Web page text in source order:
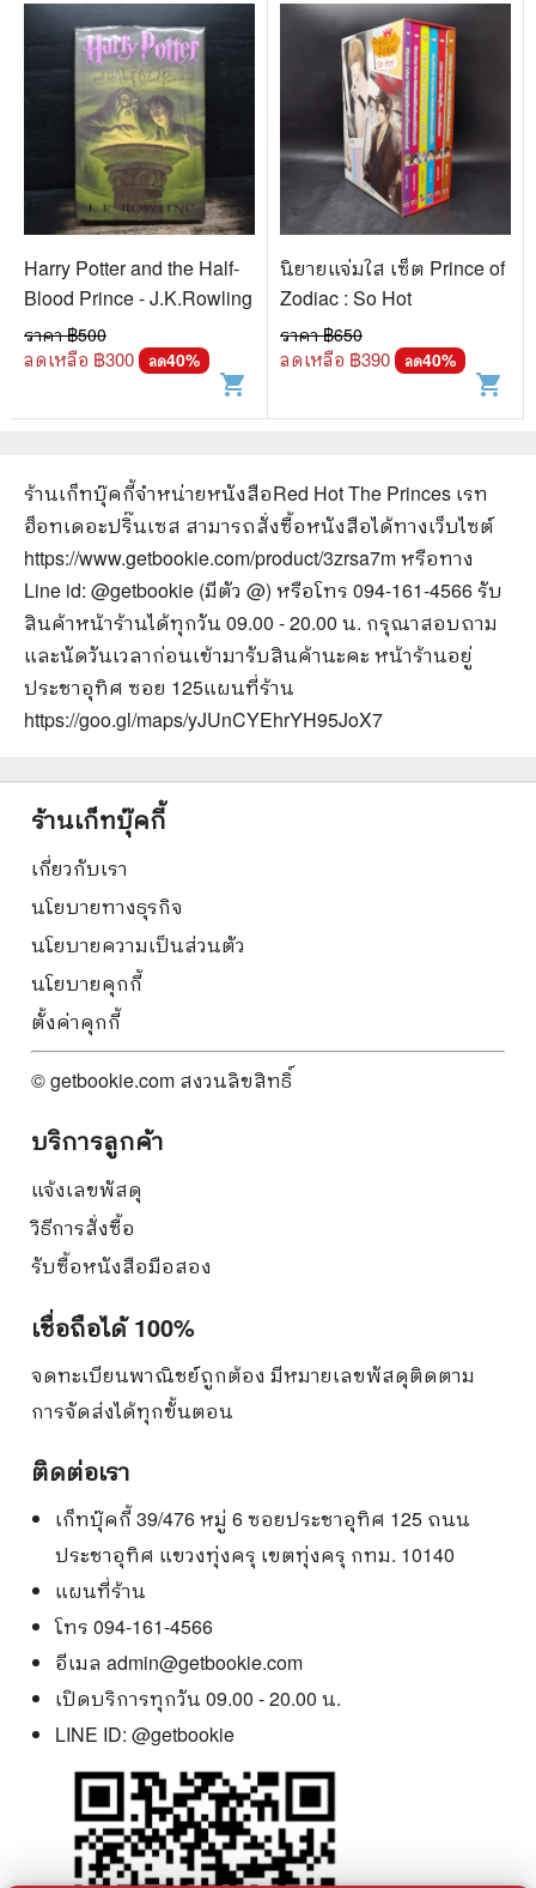
Harry Potter and the Half-
Blood Prince - J.K.Rowling
ราคา ฿500
ลดเหลือ ฿300 ลด40%
shopping_cart
นิยายแจ่มใส เซ็ต Prince of
Zodiac : So Hot
ราคา ฿650
ลดเหลือ ฿390 ลด40%
shopping_cart
ร้านเก็ทบุ๊คกี้จำหน่ายหนังสือRed Hot The Princes เรท
ฮ็อทเดอะปริ๊นเซส สามารถสั่งซื้อหนังสือได้ทางเว็บไซต์
https://www.getbookie.com/product/3zrsa7mหรือทาง
Line id: @getbookie (มีตัว @) หรือโทร 094-161-4566 รับ
สินค้าหน้าร้านได้ทุกวัน 09.00 - 20.00 น. กรุณาสอบถาม
และนัดวันเวลาก่อนเข้ามารับสินค้านะคะ หน้าร้านอยู่
ประชาอุทิศ ซอย 125แผนที่ร้าน
https://goo.gl/maps/yJUnCYEhrYH95JoX7
ร้านเก็ทบุ๊คกี้
เกี่ยวกับเรา
นโยบายทางธุรกิจ
นโยบายความเป็นส่วนตัว
นโยบายคุกกี้
ตั้งค่าคุกกี้
© getbookie.com สงวนลิขสิทธิ์
บริการลูกค้า
แจ้งเลขพัสดุ
วิธีการสั่งซื้อ
รับซื้อหนังสือมือสอง
เชื่อถือได้ 100%
จดทะเบียนพาณิชย์ถูกต้อง มีหมายเลขพัสดุติดตาม
การจัดส่งได้ทุกขั้นตอน
ติดต่อเรา
เก็ทบุ๊คกี้ 39/476 หมู่ 6 ซอยประชาอุทิศ 125 ถนน
ประชาอุทิศ แขวงทุ่งครุ เขตทุ่งครุ กทม. 10140
แผนที่ร้าน
โทร 094-161-4566
อีเมล admin@getbookie.com
เปิดบริการทุกวัน 09.00 - 20.00 น.
LINE ID: @getbookie